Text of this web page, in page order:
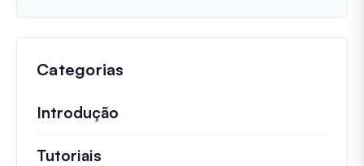
Categorias
Introdução
Tutoriais